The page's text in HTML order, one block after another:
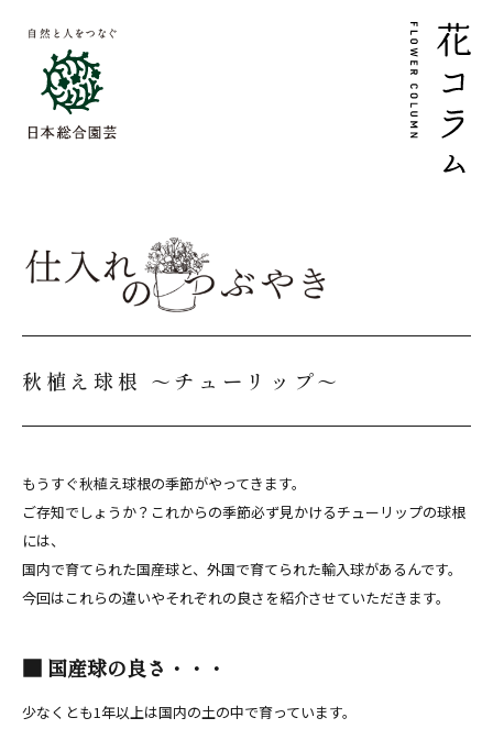
秋植え球根 ～チューリップ～
もうすぐ秋植え球根の季節がやってきます。
ご存知でしょうか？これからの季節必ず見かけるチューリップの球根
には、
国内で育てられた国産球と、外国で育てられた輸入球があるんです。
今回はこれらの違いやそれぞれの良さを紹介させていただきます。
■ 国産球の良さ・・・
少なくとも1年以上は国内の土の中で育っています。